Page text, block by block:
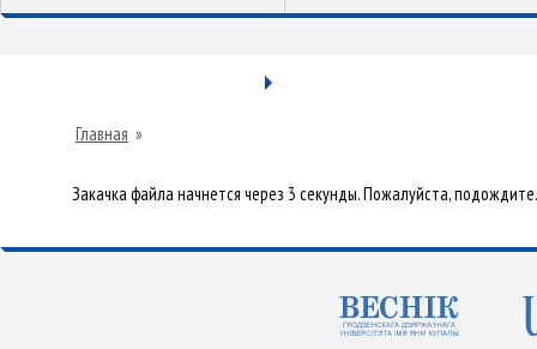
Главная »
Закачка файла начнется через 3 секунды. Пожалуйста, подождите.